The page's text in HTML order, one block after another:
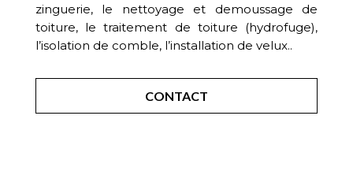
zinguerie, le nettoyage et demoussage de
toiture, le traitement de toiture (hydrofuge),
l’isolation de comble, l’installation de velux..
CONTACT